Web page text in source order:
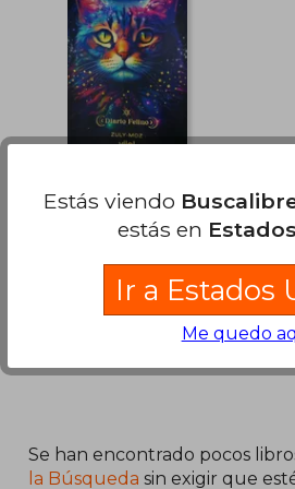
45%
dcto. $ 45.80
Viiel, 2024, 1 Edición, Tapa
Se han encontrado pocos
la Búsqueda sin exigir que
Estás viendo
estás en
Ir a Estados
Me quedo